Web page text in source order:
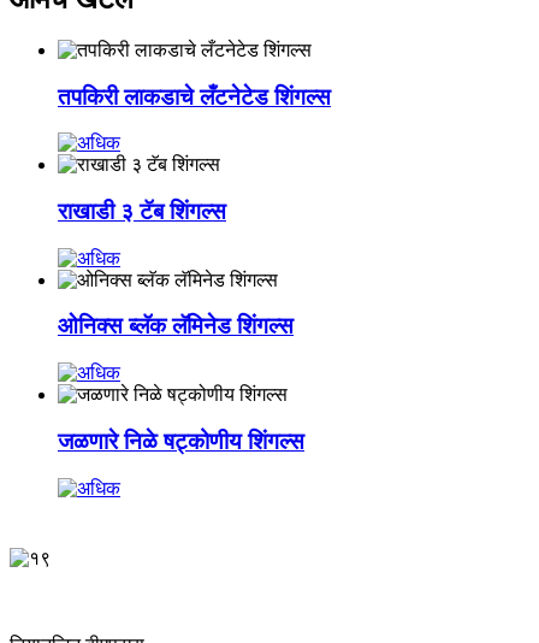
तपकिरी लाकडाचे लँटनेटेड शिंगल्स
राखाडी ३ टॅब शिंगल्स
ओनिक्स ब्लॅक लॅमिनेड शिंगल्स
जळणारे निळे षट्कोणीय शिंगल्स